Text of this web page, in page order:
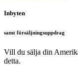
Inbyten
samt försäljningsuppdrag
Vill du sälja din
detta.